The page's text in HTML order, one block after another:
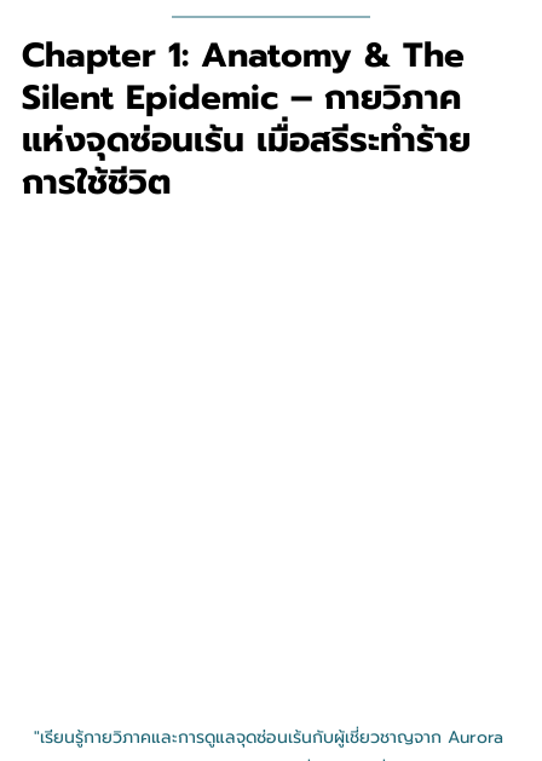
Chapter 1: Anatomy & The
Silent Epidemic – กายวิภาค
แห่งจุดซ่อนเร้น เมื่อสรีระทำร้าย
การใช้ชีวิต
"เรียนรู้กายวิภาคและการดูแลจุดซ่อนเร้นกับผู้เชี่ยวชาญจาก Aurora